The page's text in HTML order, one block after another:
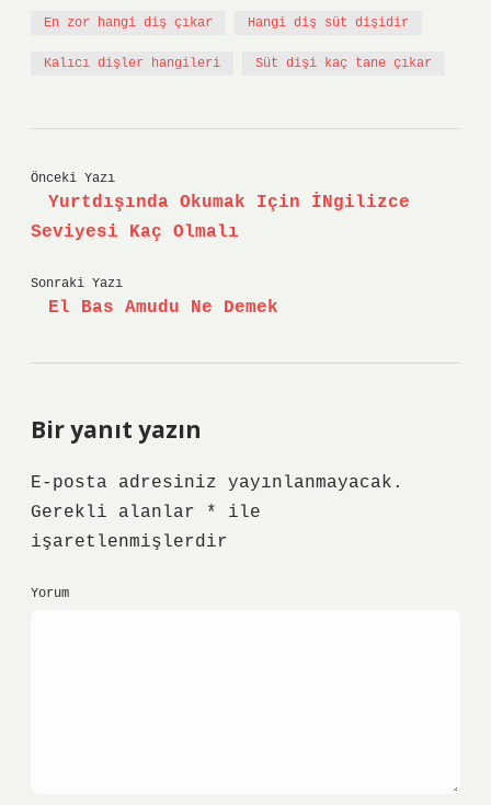
En zor hangi diş çıkar Hangi diş süt dişidir
Kalıcı dişler hangileri Süt dişi kaç tane çıkar
Önceki Yazı
Yurtdışında Okumak Için İNgilizce
Seviyesi Kaç Olmalı
Sonraki Yazı
El Bas Amudu Ne Demek
Bir yanıt yazın
E-posta adresiniz yayınlanmayacak.
Gerekli alanlar
*
ile
işaretlenmişlerdir
Yorum